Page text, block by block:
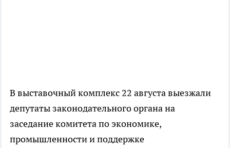
В выставочный комплекс 22 августа выезжали
депутаты законодательного органа на
заседание комитета по экономике,
промышленности и поддержке